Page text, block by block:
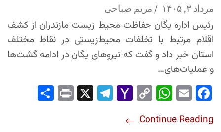
مرداد ۳, ۱۴۰۵ مریم صباحی
رئیس اداره یگان حفاظت محیط زیست مازندران از کشف
اقلام مرتبط با تخلفات محیط‌زیستی در نقاط مختلف
استان خبر داد و گفت که نیروهای یگان در ادامه گشت‌ها
و عملیات‌های…
Fac
ok
Em
Wh
Ap
Co
Lin
Yah
Tel
Pri
Continue Reading